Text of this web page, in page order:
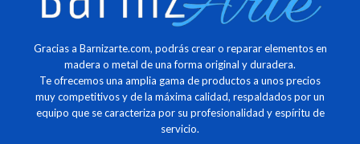
Gracias a Barnizarte.com, podrás crear o reparar elementos en
madera o metal de una forma original y duradera.
Te ofrecemos una amplia gama de productos a unos precios
muy competitivos y de la máxima calidad, respaldados por un
equipo que se caracteriza por su profesionalidad y espíritu de
servicio.